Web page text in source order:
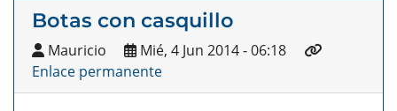
Botas con casquillo
Mauricio
Mié, 4 Jun 2014 - 06:18
Enlace permanente